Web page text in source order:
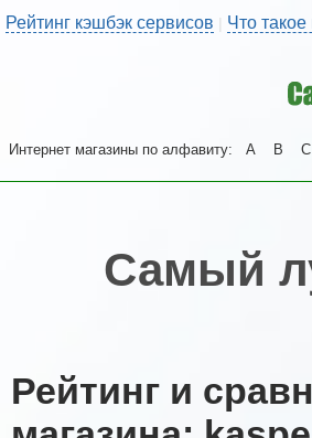
Рейтинг кэшбэк сервисов | Что
Интернет магазины по алфавиту: A B C
Самый
Рейтинг и